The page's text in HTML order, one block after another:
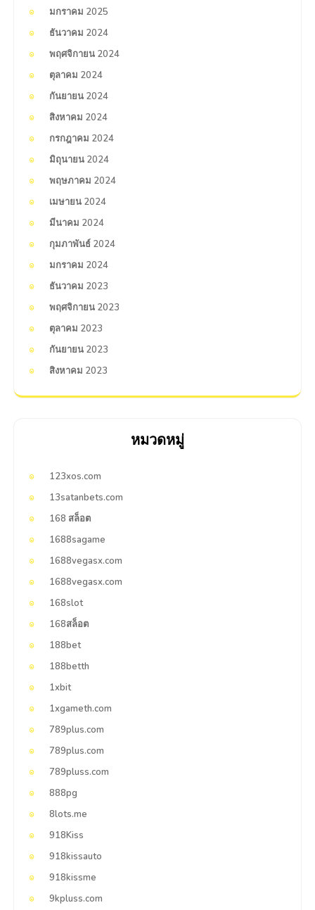
มกราคม 2025
ธันวาคม 2024
พฤศจิกายน 2024
ตุลาคม 2024
กันยายน 2024
สิงหาคม 2024
กรกฎาคม 2024
มิถุนายน 2024
พฤษภาคม 2024
เมษายน 2024
มีนาคม 2024
กุมภาพันธ์ 2024
มกราคม 2024
ธันวาคม 2023
พฤศจิกายน 2023
ตุลาคม 2023
กันยายน 2023
สิงหาคม 2023
หมวดหมู่
123xos.com
13satanbets.com
168 สล็อต
1688sagame
1688vegasx.com
1688vegasx.com
168slot
168สล็อต
188bet
188betth
1xbit
1xgameth.com
789plus.com
789plus.com
789pluss.com
888pg
8lots.me
918Kiss
918kissauto
918kissme
9kpluss.com